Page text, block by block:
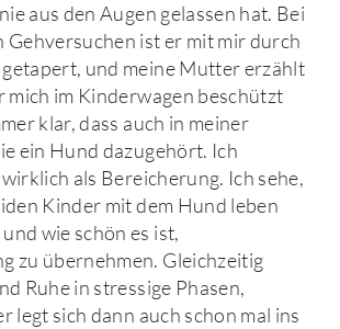
aus den Augen gelassen hat. Bei
Gehversuchen ist er mit mir durch
und meine Mutter erzählt
mich im Kinderwagen beschützt
klar, dass auch in meiner
ein Hund dazugehört. Ich
als Bereicherung. Ich sehe,
Kinder mit dem Hund leben
wie schön es ist,
zu übernehmen. Gleichzeitig
Ruhe in stressige Phasen,
legt sich dann auch schon mal ins